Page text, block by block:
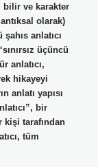
bilir ve karakter
olarak)
şahıs anlatıcı
üçüncü
anlatıcı,
hikayeyi
anlatı yapısı
bir
kişi tarafından
tüm